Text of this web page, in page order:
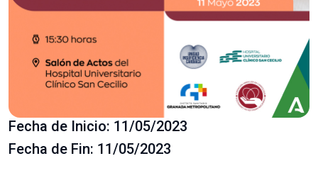
Fecha de Inicio: 11/05/2023
Fecha de Fin: 11/05/2023